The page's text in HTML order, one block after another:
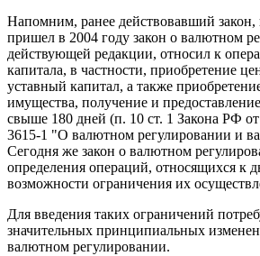
Напомним, ранее действовавший закон,
пришел в 2004 году закон о валютном
действующей редакции, относил к
капитала, в частности, приобретение
уставный капитал, а также
имущества, получение и
свыше 180 дней (п. 10 ст. 1 Закона РФ
3615-1 "О валютном регулировании и
Сегодня же закон о валютном
определения операций, относящихся к
возможности ограничения их
Для введения таких ограничений
значительных принципиальных
валютном регулировании.